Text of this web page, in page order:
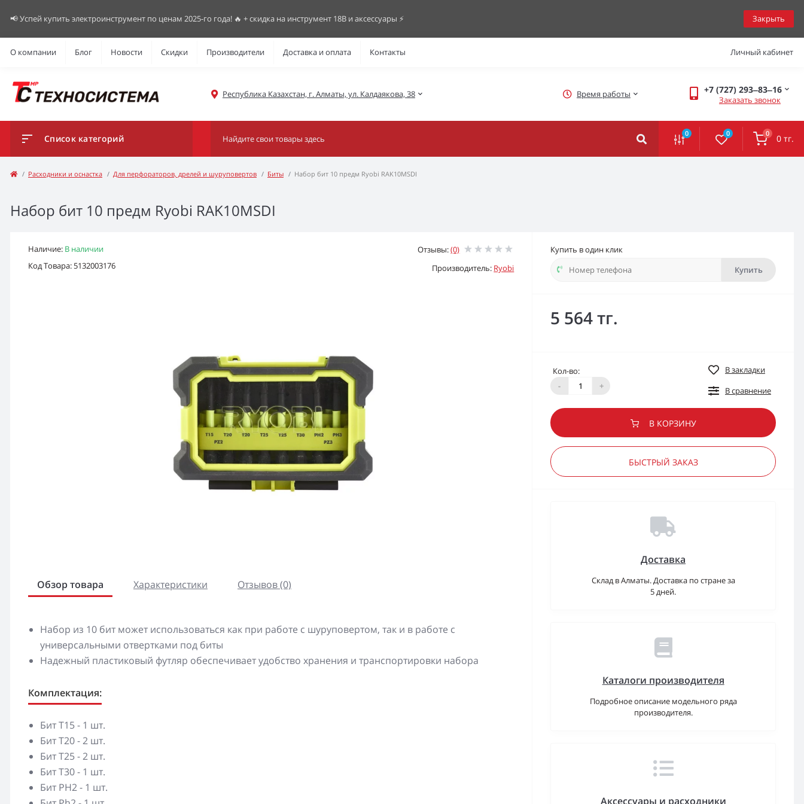
📢 Успей купить электроинструмент по ценам 2025-го года! 🔥 + скидка на инструмент 18В и аксессуары ⚡️ Закрыть
О компании Блог Новости Скидки Производители Доставка и оплата Контакты Личный кабинет
Республика Казахстан, г. Алматы, ул. Калдаякова, 38 Время работы +7 (727) 293‒83‒16
Заказать звонок
Список категорий 0 0 0 0 тг.
Расходники и оснастка Для перфораторов, дрелей и шуруповертов Биты Набор бит 10 предм Ryobi RAK10MSDI
Набор бит 10 предм Ryobi RAK10MSDI
Наличие: В наличии
Код Товара: 5132003176
Отзывы:(0)
Производитель: Ryobi
Обзор товара Характеристики Отзывов (0)
Набор из 10 бит может использоваться как при работе с шуруповертом, так и в работе с
универсальными отвертками под биты
Надежный пластиковый футляр обеспечивает удобство хранения и транспортировки набора
Комплектация:
Бит T15 - 1 шт.
Бит T20 - 2 шт.
Бит T25 - 2 шт.
Бит T30 - 1 шт.
Бит PH2 - 1 шт.
Купить в один клик
Купить
5 564 тг.
Кол-во:
-
+
В закладки
В сравнение
В КОРЗИНУ
БЫСТРЫЙ ЗАКАЗ
Доставка
Склад в Алматы. Доставка по стране за
5 дней.
Каталоги производителя
Подробное описание модельного ряда
производителя.
Аксессуары и расходники